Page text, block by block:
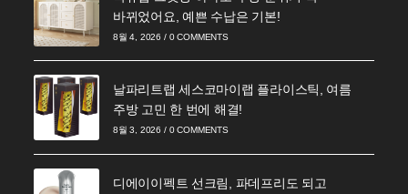
바뀌었어요, 예쁜 수납은 기본!
8월 4, 2026 / 0 COMMENTS
날파리트랩 세스코마이랩 플라이스틱, 여름
주방 고민 한 번에 해결!
8월 3, 2026 / 0 COMMENTS
디에이이펙트 선크림, 파데프리도 되고